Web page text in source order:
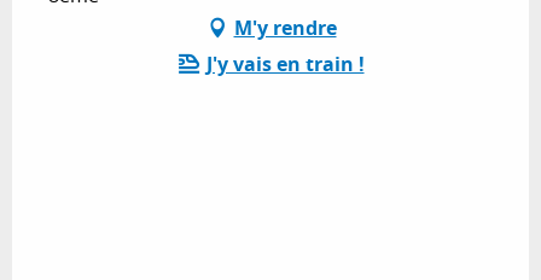
M'y rendre
J'y vais en train !